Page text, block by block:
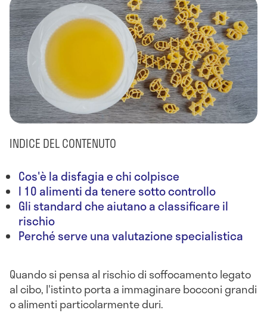
INDICE DEL CONTENUTO
Cos'è la disfagia e chi colpisce
I 10 alimenti da tenere sotto controllo
Gli standard che aiutano a classificare il
rischio
Perché serve una valutazione specialistica
Quando si pensa al rischio di soffocamento legato
al cibo, l'istinto porta a immaginare bocconi grandi
o alimenti particolarmente duri.